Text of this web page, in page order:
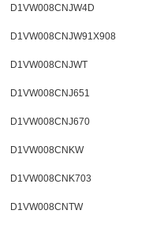
D1VW008CNJW4D
D1VW008CNJW91X908
D1VW008CNJWT
D1VW008CNJ651
D1VW008CNJ670
D1VW008CNKW
D1VW008CNK703
D1VW008CNTW